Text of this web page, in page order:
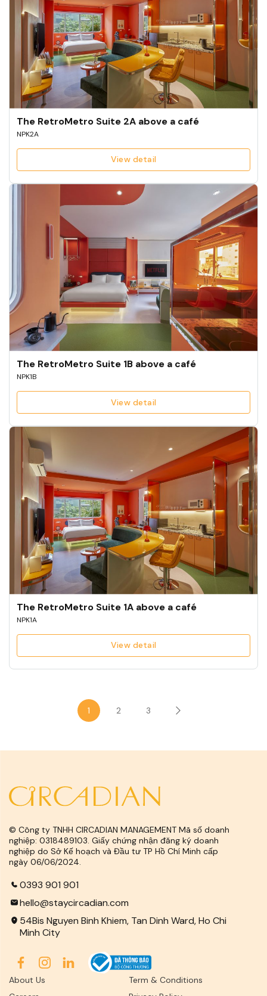
The RetroMetro Suite 2A above a café
NPK2A
View detail
The RetroMetro Suite 1B above a café
NPK1B
View detail
The RetroMetro Suite 1A above a café
NPK1A
View detail
1 2 3
© Công ty TNHH CIRCADIAN MANAGEMENT Mã số doanh
nghiệp: 0318489103. Giấy chứng nhận đăng ký doanh
nghiệp do Sở Kế hoạch và Đầu tư TP Hồ Chí Minh cấp
ngày 06/06/2024.
0393 901 901
hello@staycircadian.com
54Bis Nguyen Binh Khiem, Tan Dinh Ward, Ho Chi
Minh City
About Us
Term & Conditions